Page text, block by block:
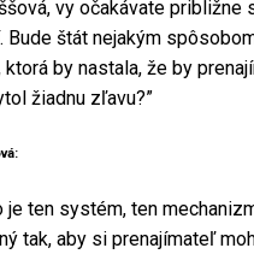
vy očakávate približne
Bude štát nejakým
ktorá by nastala, že by
žiadnu zľavu?”
je ten systém, ten
tak, aby si prenajímateľ